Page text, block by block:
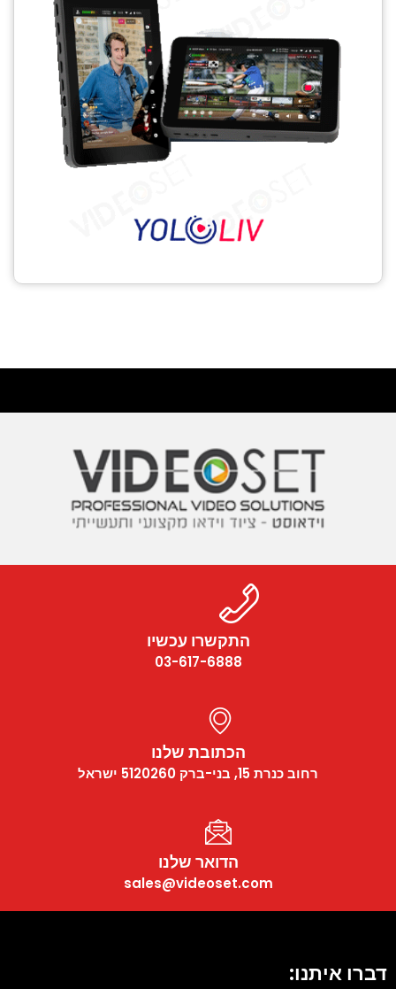
התקשרו עכשיו
03-617-6888
הכתובת שלנו
רחוב כנרת 15, בני-ברק 5120260 ישראל
הדואר שלנו
sales@videoset.com
דברו איתנו: